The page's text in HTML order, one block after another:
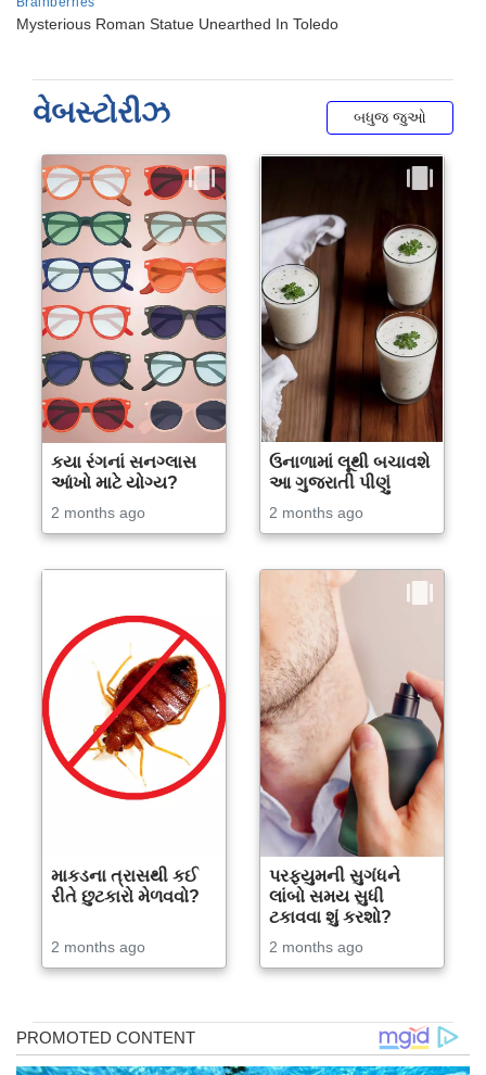
વેબસ્ટોરીઝ બધુજ જુઓ
કયા રંગનાં સનગ્લાસ
આંખો માટે યોગ્ય?
2 months ago
ઉનાળામાં લૂથી બચાવશે
આ ગુજરાતી પીણું
2 months ago
માકડના ત્રાસથી કઈ
રીતે છુટકારો મેળવવો?
2 months ago
પરફ્યુમની સુગંધને
લાંબો સમય સુધી
ટકાવવા શું કરશો?
2 months ago